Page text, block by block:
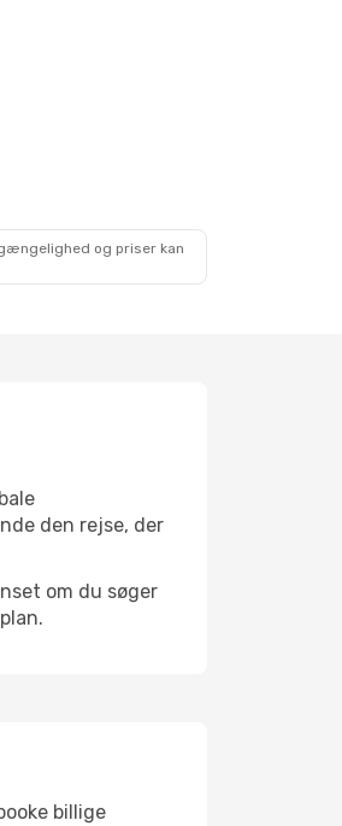
og priser kan
den rejse, der
om du søger
billige